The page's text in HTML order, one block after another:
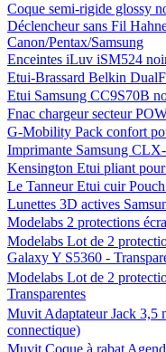
Coque semi-rigide glossy
Déclencheur sans Fil
Canon/Pentax/Samsung
Enceintes iLuv iSM524
Etui-Brassard Belkin
Etui Samsung CC9S70B
Fnac chargeur secteur
G-Mobility Pack confort
Imprimante Samsung
Kensington Etui pliant
Le Tanneur Etui cuir
Lunettes 3D actives
Modelabs 2 protections
Modelabs Lot de 2
Galaxy Y S5360 -
Modelabs Lot de 2
Transparentes
Muvit Adaptateur Jack 3,5
connectique)
Muvit Coque à rabat